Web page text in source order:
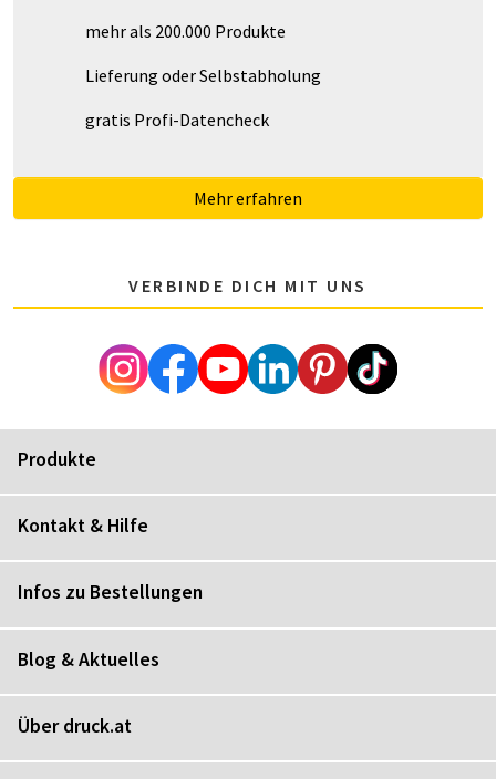
mehr als 200.000 Produkte
Lieferung oder Selbstabholung
gratis Profi-Datencheck
Mehr erfahren
VERBINDE DICH MIT UNS
Produkte
Kontakt & Hilfe
Infos zu Bestellungen
Blog & Aktuelles
Über druck.at